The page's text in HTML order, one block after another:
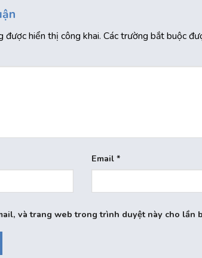
được hiển thị công khai. Các trường bắt buộc
Email*
và trang web trong trình duyệt này cho lần